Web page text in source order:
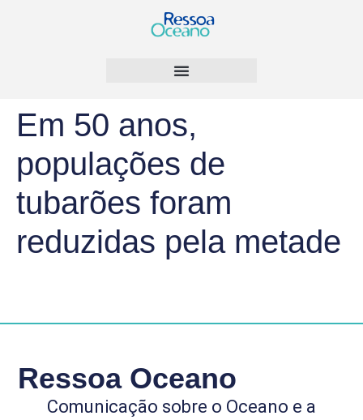
Em 50 anos,
populações de
tubarões foram
reduzidas pela metade
Ressoa Oceano
Comunicação sobre o Oceano e a